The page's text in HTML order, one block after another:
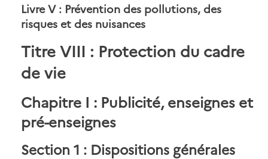
Livre V : Prévention des pollutions, des
risques et des nuisances
Titre VIII : Protection du cadre
de vie
Chapitre I : Publicité, enseignes et
pré-enseignes
Section 1 : Dispositions générales